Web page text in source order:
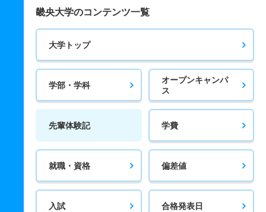
畿央大学のコンテンツ一覧
大学トップ
学部・学科
オープンキャンパ
ス
先輩体験記 学費
就職・資格 偏差値
入試 合格発表日